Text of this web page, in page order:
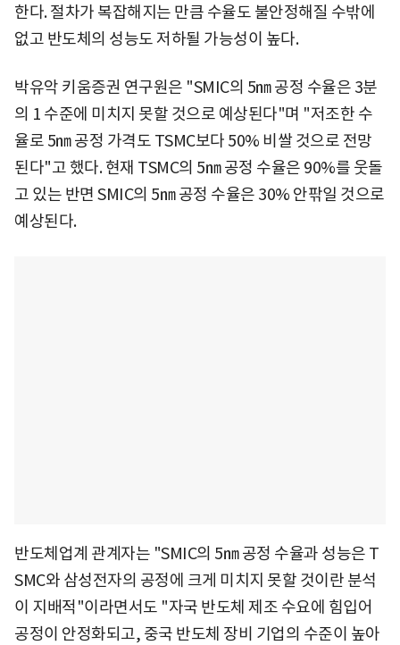
한다. 절차가 복잡해지는 만큼 수율도 불안정해질 수밖에
없고 반도체의 성능도 저하될 가능성이 높다.
박유악 키움증권 연구원은 "SMIC의 5㎚ 공정 수율은 3분
의 1 수준에 미치지 못할 것으로 예상된다"며 "저조한 수
율로 5㎚ 공정 가격도 TSMC보다 50% 비쌀 것으로 전망
된다"고 했다. 현재 TSMC의 5㎚ 공정 수율은 90%를 웃돌
고 있는 반면 SMIC의 5㎚ 공정 수율은 30% 안팎일 것으로
예상된다.
반도체업계 관계자는 "SMIC의 5㎚ 공정 수율과 성능은 T
SMC와 삼성전자의 공정에 크게 미치지 못할 것이란 분석
이 지배적"이라면서도 "자국 반도체 제조 수요에 힘입어
공정이 안정화되고, 중국 반도체 장비 기업의 수준이 높아